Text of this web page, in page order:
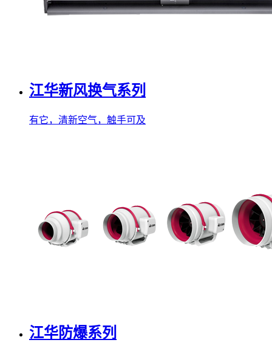
江华新风换气系列
有它，清新空气，触手可及
江华防爆系列